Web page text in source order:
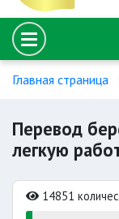
Главная страница
Перевод
легкую
14851